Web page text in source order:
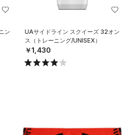
ン
UAサイドライン スクイーズ 32オン
ス（トレーニング/UNISEX）
￥1,430